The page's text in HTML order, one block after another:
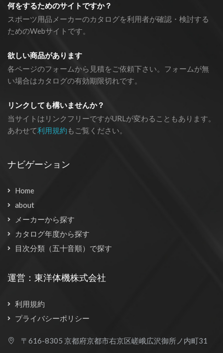
何をするためのサイトですか？
スポーツ用品メーカーのカタログを利用者が確認・検討する
ためのWebサイトです。
欲しい商品があります
各ページのフォームから見積をご依頼下さい。フォームが無
い場合はカタログの有効期限切れです。
リンクしても構いませんか？
当サイトはリンクフリーですがURLが変わることもあります。
あわせて利用規約 もご覧ください。
ナビゲーション
Home
about
メーカーから探す
カタログ年度から探す
目次分類（五十音順）で探す
運営：東洋体機株式会社
利用規約
プライバシーポリシー
〒616-8305 京都府京都市右京区嵯峨広沢御所ノ内町31